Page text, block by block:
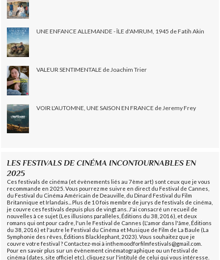
UNE ENFANCE ALLEMANDE - ÎLE d'AMRUM, 1945 de Fatih Akin
VALEUR SENTIMENTALE de Joachim Trier
VOIR L'AUTOMNE, UNE SAISON EN FRANCE de Jeremy Frey
LES FESTIVALS DE CINÉMA INCONTOURNABLES EN
2025
Ces festivals de cinéma (et évènements liés au 7ème art) sont ceux que je vous
recommande en 2025. Vous pourrez me suivre en direct du Festival de Cannes,
du Festival du Cinéma Américain de Deauville, du Dinard Festival du Film
Britannique et Irlandais... Plus de 10 fois membre de jurys de festivals de cinéma,
je couvre ces festivals depuis plus de vingt ans. J'ai consacré un recueil de
nouvelles à ce sujet (Les illusions parallèles, Éditions du 38, 2016), et deux
romans qui ont pour cadre, l'un le Festival de Cannes (L'amor dans l'âme, Éditions
du 38, 2016) et l'autre le Festival du Cinéma et Musique de Film de La Baule (La
Symphonie des rêves, Éditions Blacklephant, 2023). Vous souhaitez que je
couvre votre festival ? Contactez-moi à inthemoodforfilmfestivals@gmail.com.
Pour en savoir plus sur un évènement cinématographique ou un festival de
cinéma (dates, site officiel etc), cliquez sur l'intitulé de celui qui vous intéresse.